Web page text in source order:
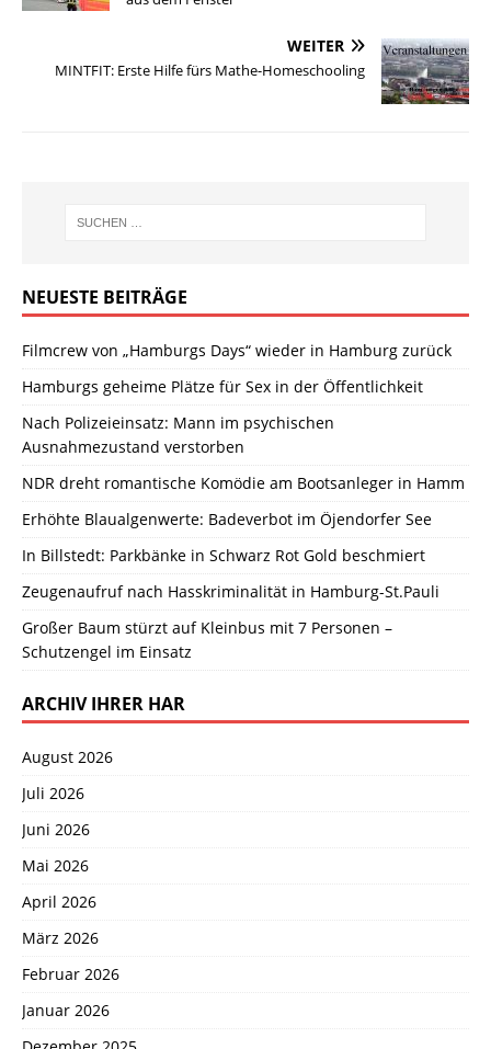
WEITER
MINTFIT: Erste Hilfe fürs Mathe-Homeschooling
NEUESTE BEITRÄGE
Filmcrew von „Hamburgs Days“ wieder in Hamburg zurück
Hamburgs geheime Plätze für Sex in der Öffentlichkeit
Nach Polizeieinsatz: Mann im psychischen
Ausnahmezustand verstorben
NDR dreht romantische Komödie am Bootsanleger in Hamm
Erhöhte Blaualgenwerte: Badeverbot im Öjendorfer See
In Billstedt: Parkbänke in Schwarz Rot Gold beschmiert
Zeugenaufruf nach Hasskriminalität in Hamburg-St.Pauli
Großer Baum stürzt auf Kleinbus mit 7 Personen –
Schutzengel im Einsatz
ARCHIV IHRER HAR
August 2026
Juli 2026
Juni 2026
Mai 2026
April 2026
März 2026
Februar 2026
Januar 2026